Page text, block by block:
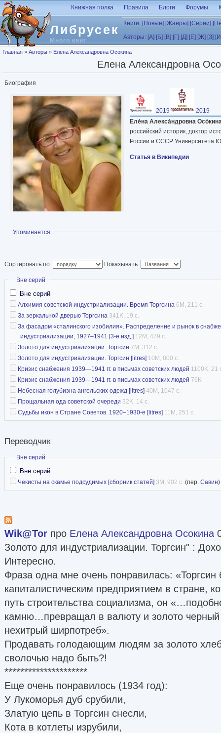
Перейти к основному содержанию
Либрусек
Много книг
Книжная полка Правила Блоги Форумы
Книги: [Новые] [Жанры] [Серии]
Авторы: [А] [Б] [В] [Г] [Д] [Е] [Ж] [З]
Вы здесь
Главная » Авторы » Елена Александровна Осокина
Елена Александровна
Биография
2019
2019
Еле́на Алекса́ндровна
российский историк, доктор
России и СССР Университета
Статья в Википедии
Показать
Упоминается
Сортировать по: Показывать:
Скрыть
Вне серий
Вне серий
Алхимия советской индустриализации. Время Торгсина 6M, 211 с.
За зеркальной дверью Торгсина 341K, 19 с.
За фасадом «сталинского изобилия». Распределение и рынок в
индустриализации, 1927–1941 [3-е изд.] 12M, 479 с.
Золото для индустриализации. Торгсин 7M, 312 с.
Золото для индустриализации. Торгсин [litres] 10M, 800 с.
Кризис снабжения 1939—1941 гг. в письмах советских людей 1100K, 21
Кризис снабжения 1939—1941 гг. в письмах советских людей 76K
Небесная голубизна ангельских одежд [litres] 40M, 1047 с.
Прощальная ода советской очереди 32K, 14 с.
Судьбы икон в Стране Советов. 1920–1930-е [litres] 11M, 251 с.
Переводчик
Скрыть
Вне серий
Вне серий
Чекисты на скамье подсудимых [сборник статей] 3M, 902 с. (пер. Савин)
Wik@Tor про Елена Александровна Осокина
Золото для индустриализации. Торгсин" :
Интересно.
Фраза одна мне очень понравилась:
капиталистическим предприятием в стране,
путь строительства социализма, он
камню…превращал в валюту и золото черный
нехитрый ширпотреб».
Продавать голодающим людям за золото
сволочью надо быть?!
*********************
Еще очень понравилось (1934 год):
У Лукоморья дуб срубили,
Златую цепь в Торгсин снесли,
Кота в котлеты изрубили,